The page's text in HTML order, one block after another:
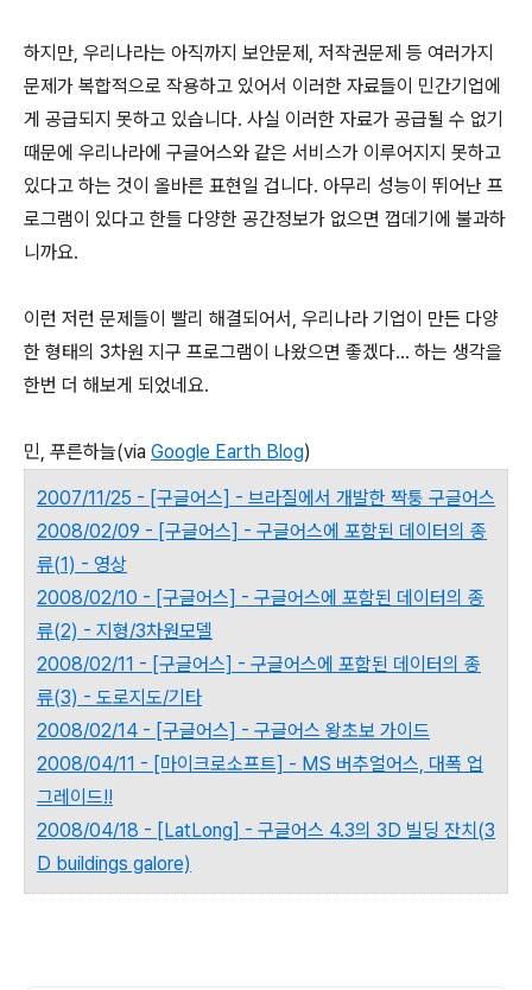
하지만, 우리나라는 아직까지 보안문제, 저작권문제 등 여러가지
문제가 복합적으로 작용하고 있어서 이러한 자료들이 민간기업에
게 공급되지 못하고 있습니다. 사실 이러한 자료가 공급될 수 없기
때문에 우리나라에 구글어스와 같은 서비스가 이루어지지 못하고
있다고 하는 것이 올바른 표현일 겁니다. 아무리 성능이 뛰어난 프
로그램이 있다고 한들 다양한 공간정보가 없으면 껍데기에 불과하
니까요.
이런 저런 문제들이 빨리 해결되어서, 우리나라 기업이 만든 다양
한 형태의 3차원 지구 프로그램이 나왔으면 좋겠다... 하는 생각을
한번 더 해보게 되었네요.
민, 푸른하늘(via Google Earth Blog)
2007/11/25 - [구글어스] - 브라질에서 개발한 짝퉁 구글어스
2008/02/09 - [구글어스] - 구글어스에 포함된 데이터의 종
류(1) - 영상
2008/02/10 - [구글어스] - 구글어스에 포함된 데이터의 종
류(2) - 지형/3차원모델
2008/02/11 - [구글어스] - 구글어스에 포함된 데이터의 종
류(3) - 도로지도/기타
2008/02/14 - [구글어스] - 구글어스 왕초보 가이드
2008/04/11 - [마이크로소프트] - MS 버추얼어스, 대폭 업
그레이드!!
2008/04/18 - [LatLong] - 구글어스 4.3의 3D 빌딩 잔치(3
D buildings galore)